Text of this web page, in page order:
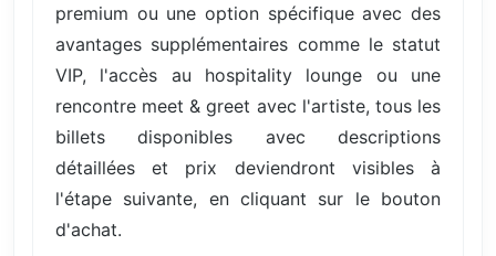
premium ou une option spécifique avec des
avantages supplémentaires comme le statut
VIP, l'accès au hospitality lounge ou une
rencontre meet & greet avec l'artiste, tous les
billets disponibles avec descriptions
détaillées et prix deviendront visibles à
l'étape suivante, en cliquant sur le bouton
d'achat.